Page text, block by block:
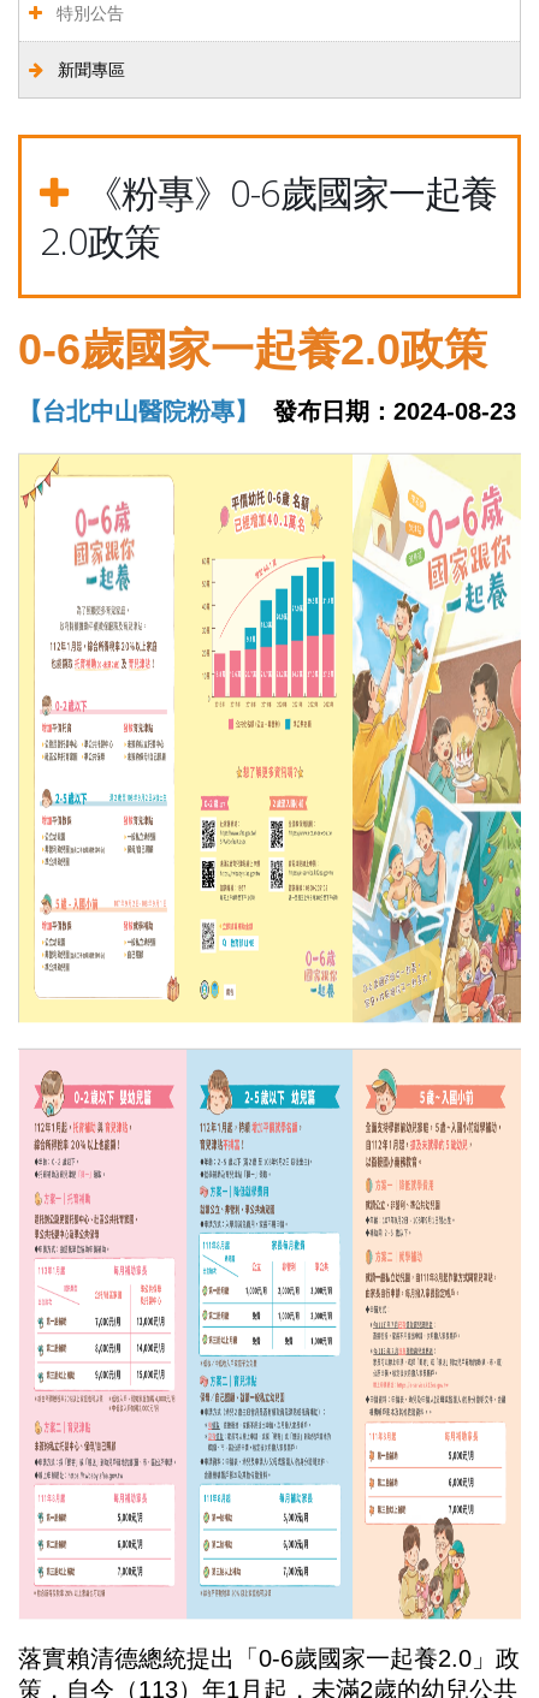
特別公告
新聞專區
《粉專》0-6歲國家一起養
2.0政策
0-6歲國家一起養2.0政策
【台北中山醫院粉專】 發布日期：2024-08-23
落實賴清德總統提出「 0-6歲國家一起養2.0 」政
策，自今（113）年1 月起，未滿2歲的幼兒公共